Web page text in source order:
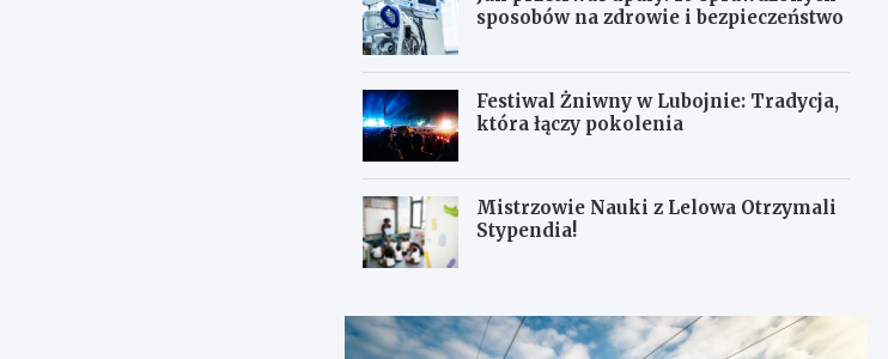
sposobów na zdrowie i bezpieczeństwo
Festiwal Żniwny w Lubojnie: Tradycja,
która łączy pokolenia
Mistrzowie Nauki z Lelowa Otrzymali
Stypendia!